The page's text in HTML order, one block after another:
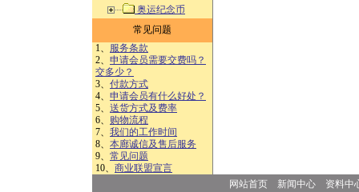
奥运纪念币
常见问题
1、 服务条款
2、 申请会员需要交费吗？
交多少？
3、 付款方式
4、 申请会员有什么好处？
5、 送货方式及费率
6、 购物流程
7、 我们的工作时间
8、 本廊诚信及售后服务
9、 常见问题
10、 商业联盟宣言
网站首页 新闻中心
资料中